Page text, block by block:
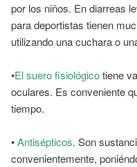
por los niños. En diarreas
para deportistas tienen
utilizando una cuchara o
•El suero fisiológicotiene
oculares. Es conveniente
tiempo.
•Antisépticos. Son
convenientemente,